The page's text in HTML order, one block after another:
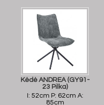
Kėdė ANDREA (GY91-
23 Pilka)
I: 52cm P: 62cm A:
85cm